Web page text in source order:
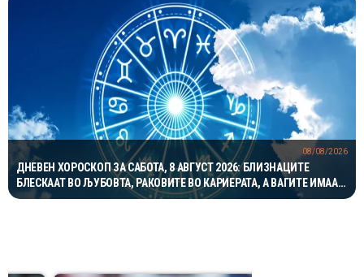
ДНЕВЕН ХОРОСКОП ЗА САБОТА, 8 АВГУСТ 2026: БЛИЗНАЦИТЕ
БЛЕСКААТ ВО ЉУБОВТА, РАКОВИТЕ ВО КАРИЕРАТА, А ВАГИТЕ ИМААТ
ОДЛИЧЕН ДЕН ЗА ХАРМОНИЈА
08/08/2026